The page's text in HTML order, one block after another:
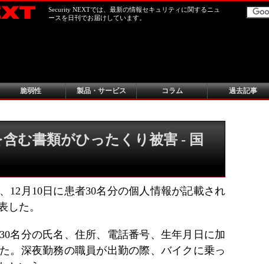
Security NEXTでは、最新の情報セキュリティに関するニュ
ースを日刊でお届けしています。
脆弱性 製品・サービス コラム 過去記事
む書類がひったくり被害 - 国
12月10日に患者30名分の個人情報が記載され
した。
名分の氏名、住所、電話番号、生年月日に加
。深夜勤務の職員が出勤の際、バイクに乗っ